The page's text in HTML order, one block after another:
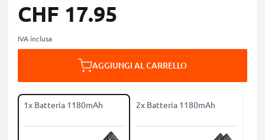
CHF 17.95
IVA inclusa
AGGIUNGI AL CARRELLO
1x Batteria 1180mAh 2x Batteria 1180mAh